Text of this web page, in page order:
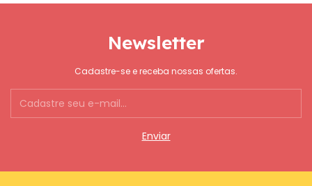
Newsletter
Cadastre-se e receba nossas ofertas.